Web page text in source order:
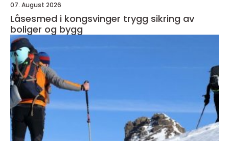
07. August 2026
Låsesmed i kongsvinger trygg sikring av
boliger og bygg